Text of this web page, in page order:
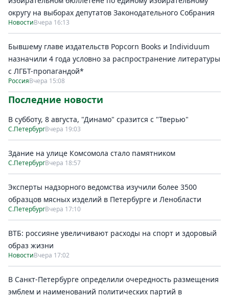
округу на выборах депутатов Законодательного Собрания
НовостиВчера 16:13
Бывшему главе издательств Popcorn Books и Individuum
назначили 4 года условно за распространение литературы
с ЛГБТ-пропагандой*
РоссияВчера 15:08
Последние новости
В субботу, 8 августа, "Динамо" сразится с "Тверью"
С.ПетербургВчера 19:03
Здание на улице Комсомола стало памятником
С.ПетербургВчера 18:57
Эксперты надзорного ведомства изучили более 3500
образцов мясных изделий в Петербурге и Ленобласти
С.ПетербургВчера 17:10
ВТБ: россияне увеличивают расходы на спорт и здоровый
образ жизни
НовостиВчера 17:02
В Санкт-Петербурге определили очередность размещения
эмблем и наименований политических партий в